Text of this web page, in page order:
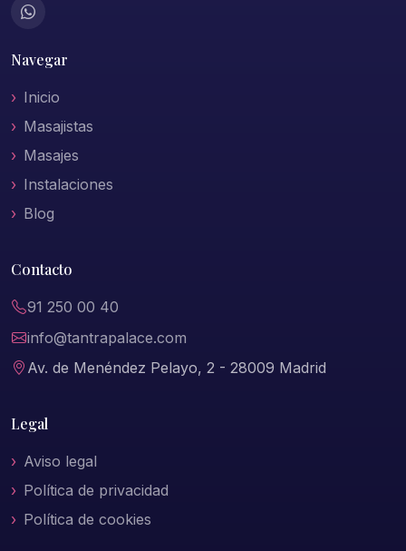
Navegar
Inicio
Masajistas
Masajes
Instalaciones
Blog
Contacto
91 250 00 40
info@tantrapalace.com
Av. de Menéndez Pelayo, 2 - 28009 Madrid
Legal
Aviso legal
Política de privacidad
Política de cookies